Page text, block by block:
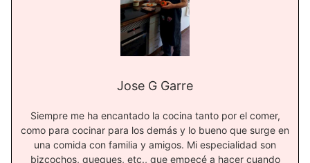
Jose G Garre
Siempre me ha encantado la cocina tanto por el comer,
como para cocinar para los demás y lo bueno que surge en
una comida con familia y amigos. Mi especialidad son
bizcochos, queques, etc., que empecé a hacer cuando